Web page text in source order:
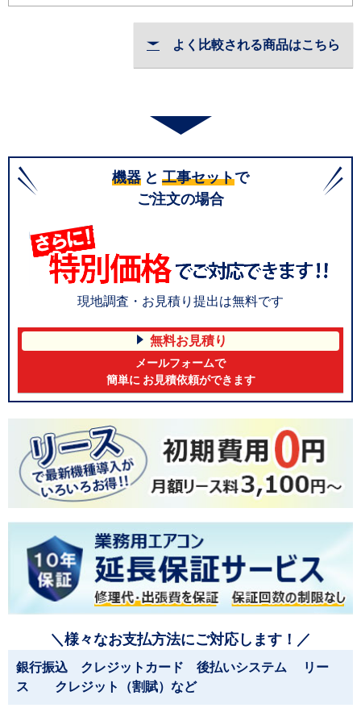
よく比較される商品はこちら
機器 と 工事セットで
ご注文の場合
現地調査・お見積り提出は無料です
無料お見積り
メールフォームで
簡単に お見積依頼ができます
＼様々なお支払方法にご対応します！／
銀行振込 クレジットカード 後払いシステム リー
ス クレジット（割賦）など